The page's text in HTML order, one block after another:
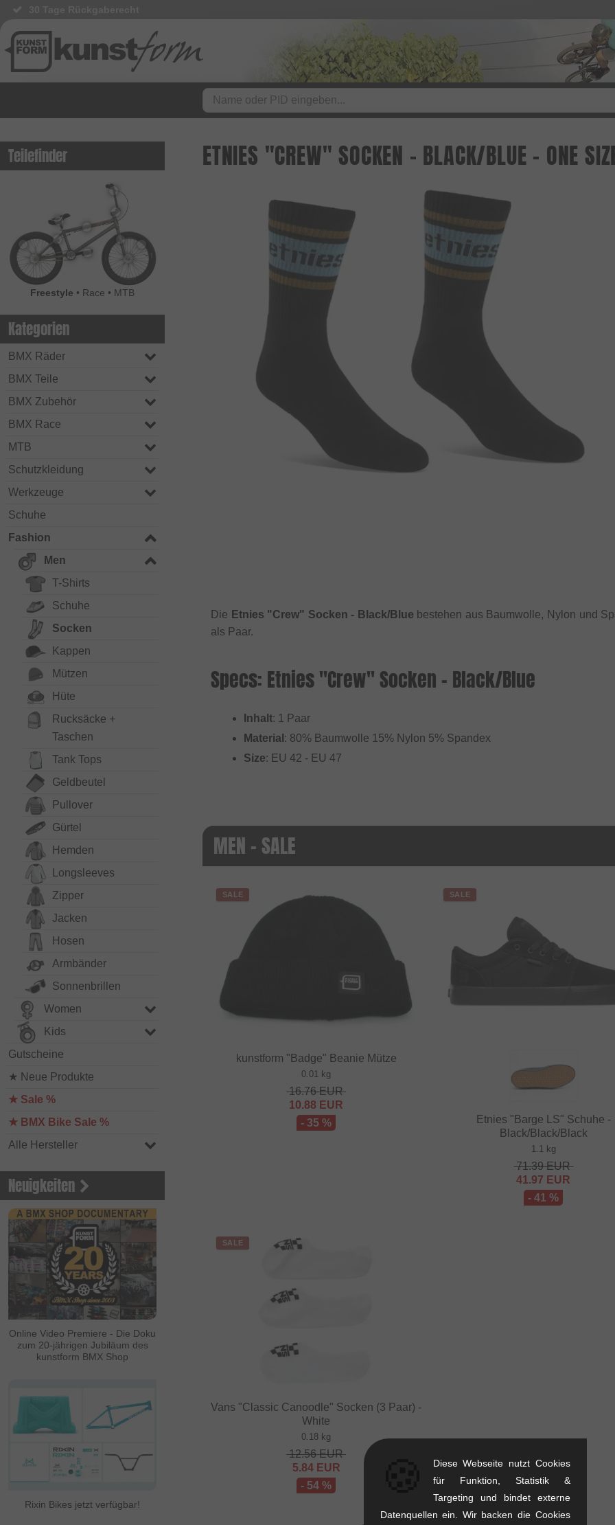
Teilefinder
Freestyle • Race • MTB
Kategorien
BMX Räder
BMX Teile
BMX Zubehör
BMX Race
MTB
Schutzkleidung
Werkzeuge
Schuhe
Fashion
Men
T-Shirts
Schuhe
Socken
Kappen
Mützen
Hüte
Rucksäcke +
Taschen
Tank Tops
Geldbeutel
Pullover
Gürtel
Hemden
Long­sleeves
Zipper
Jacken
Hosen
Armbänder
Sonnenbrillen
Women
Kids
Gutscheine
★ Neue Produkte
★ Sale %
★ BMX Bike Sale %
Alle Hersteller
Neuigkeiten
Online Video Premiere - Die Doku
zum 20-jährigen Jubiläum des
kunstform BMX Shop
Rixin Bikes jetzt verfügbar!
ETNIES "CREW" SOCKEN - BLACK/BLUE - ONE
Die Etnies "Crew" Socken - Black/Blue bestehen aus Baumwolle, Nylon und
als Paar.
Specs: Etnies "Crew" Socken - Black/Blue
Inhalt: 1 Paar
Material : 80% Baumwolle 15% Nylon 5% Spandex
Size: EU 42 - EU 47
MEN - SALE
SALE
kunstform "Badge" Beanie Mütze
0.01 kg
16.76EUR
10.88 EUR
- 35 %
SALE
Etnies "Barge LS" Schuhe -
Black/Black/Black
1.1 kg
71.39EUR
41.97 EUR
- 41 %
SALE
Vans "Classic Canoodle" Socken (3 Paar) -
White
0.18 kg
12.56EUR
5.84EUR
- 54 %
Diese Webseite nutzt Cookies
für Funktion, Statistik &
Targeting und bindet externe
Datenquellen ein. Wir backen die Cookies